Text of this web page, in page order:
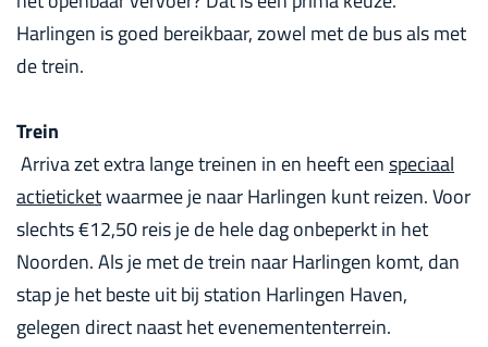
Harlingen is goed bereikbaar, zowel met de bus als met
de trein.
Trein
Arriva zet extra lange treinen in en heeft eenspeciaal
actieticketwaarmee je naar Harlingen kunt reizen. Voor
slechts €12,50 reis je de hele dag onbeperkt in het
Noorden. Als je met de trein naar Harlingen komt, dan
stap je het beste uit bij station Harlingen Haven,
gelegen direct naast het evenemententerrein.